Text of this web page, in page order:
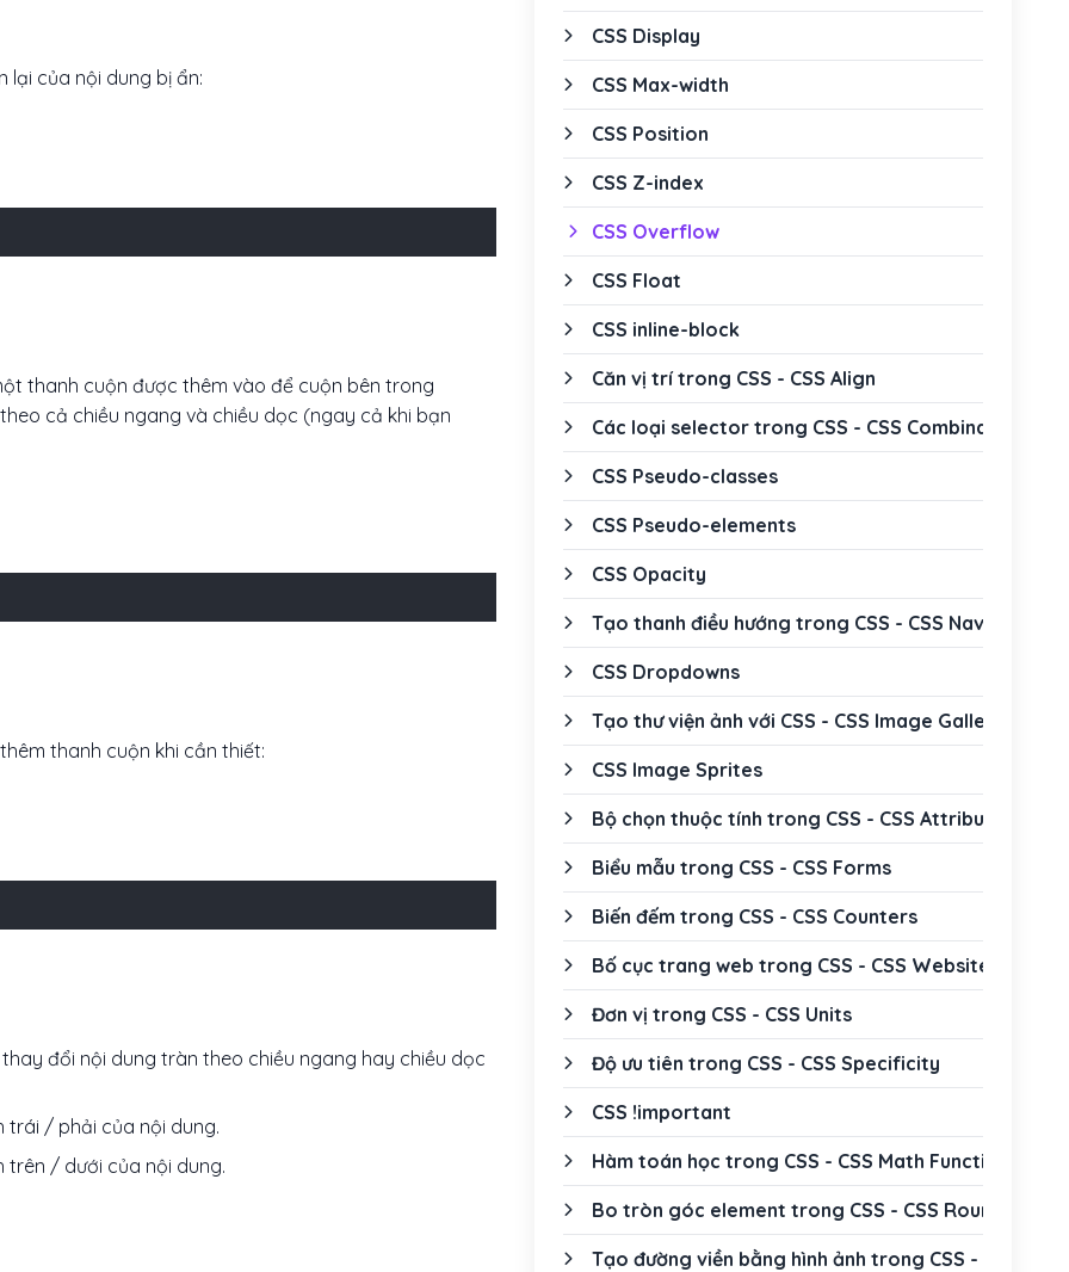
lại của nội dung bị ẩn:
thanh cuộn được thêm vào để cuộn bên trong
cả chiều ngang và chiều dọc (ngay cả khi bạn
thanh cuộn khi cần thiết:
thay đổi nội dung tràn theo chiều ngang hay chiều dọc
trái / phải của nội dung.
trên / dưới của nội dung.
CSS Display
CSS Max-width
CSS Position
CSS Z-index
CSS Overflow
CSS Float
CSS inline-block
Căn vị trí trong CSS - CSS Align
Các loại selector trong CSS - CSS Combinators
CSS Pseudo-classes
CSS Pseudo-elements
CSS Opacity
Tạo thanh điều hướng trong CSS - CSS Navigation
CSS Dropdowns
Tạo thư viện ảnh với CSS - CSS Image Gallery
CSS Image Sprites
Bộ chọn thuộc tính trong CSS - CSS Attribute
Biểu mẫu trong CSS - CSS Forms
Biến đếm trong CSS - CSS Counters
Bố cục trang web trong CSS - CSS Website Layout
Đơn vị trong CSS - CSS Units
Độ ưu tiên trong CSS - CSS Specificity
CSS !important
Hàm toán học trong CSS - CSS Math Functions
Bo tròn góc element trong CSS - CSS Rounded
Tạo đường viền bằng hình ảnh trong CSS - CSS